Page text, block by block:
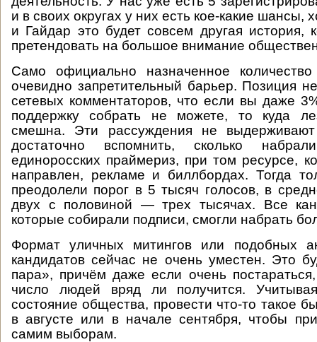
и в своих округах у них есть кое-какие шансы,
и Гайдар это будет совсем другая история,
претендовать на большое внимание
Само официально назначенное
очевидно запретительный барьер. Позиция
сетевых комментаторов, что если вы даже
поддержку собрать не можете, то куда
смешна. Эти рассуждения не выдерживают
достаточно вспомнить, сколько
единоросских праймериз, при том ресурсе,
направлен, рекламе и биллбордах. Тогда
преодолели порог в 5 тысяч голосов, в
двух с половиной — трех тысячах. Все
которые собирали подписи, смогли набрать
Формат уличных митингов или подобных
кандидатов сейчас не очень уместен. Это
пара», причём даже если очень
число людей вряд ли получится.
состояние общества, провести что-то такое
в августе или в начале сентября, чтобы
самим выборам.